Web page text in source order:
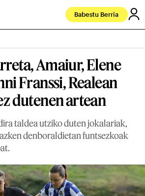
Babestu Berria
Amaiur, Elene
Franssi, Realean
dutenen artean
taldea utziko duten jokalariak,
denboraldietan funtsezkoak